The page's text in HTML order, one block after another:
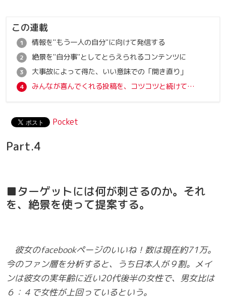
この連載
情報を"もう一人の自分"に向けて発信する
絶景を"自分事"としてとらえられるコンテンツに
大事故によって得た、いい意味での「開き直り」
みんなが喜んでくれる投稿を、コツコツと続けていく
Pocket
Part.4
■ターゲットには何が刺さるのか。それ
を、絶景を使って提案する。
彼女のfacebookページのいいね！数は現在約71万。
今のファン層を分析すると、うち日本人が９割。メイ
ンは彼女の実年齢に近い20代後半の女性で、男女比は
６：４で女性が上回っているという。